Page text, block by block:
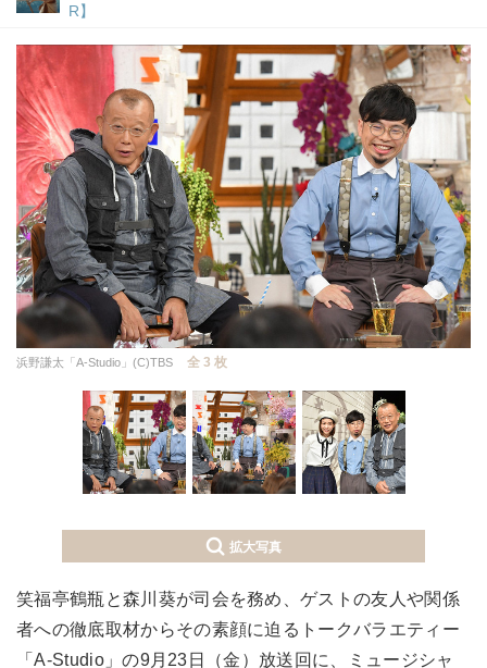
R】
浜野謙太「A-Studio」(C)TBS 全 3 枚
拡大写真
笑福亭鶴瓶と森川葵が司会を務め、ゲストの友人や関係
者への徹底取材からその素顔に迫るトークバラエティー
「A-Studio」の9月23日（金）放送回に、ミュージシャ